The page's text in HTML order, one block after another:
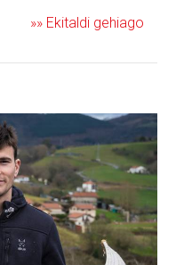
»» Ekitaldi gehiago